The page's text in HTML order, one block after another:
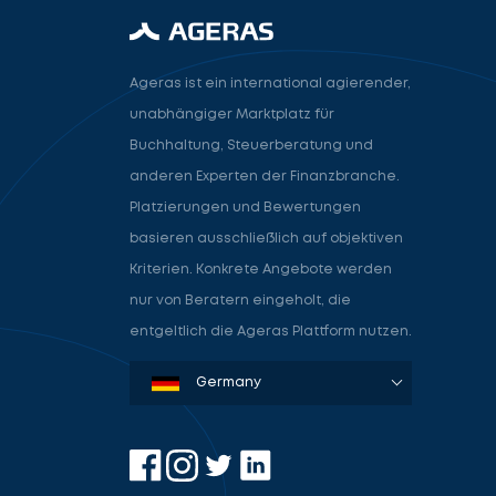
Ageras ist ein international agierender,
unabhängiger Marktplatz für
Buchhaltung, Steuerberatung und
anderen Experten der Finanzbranche.
Platzierungen und Bewertungen
basieren ausschließlich auf objektiven
Kriterien. Konkrete Angebote werden
nur von Beratern eingeholt, die
entgeltlich die Ageras Plattform nutzen.
Denmark
Sweden
Norway
Netherlands
Germany
USA